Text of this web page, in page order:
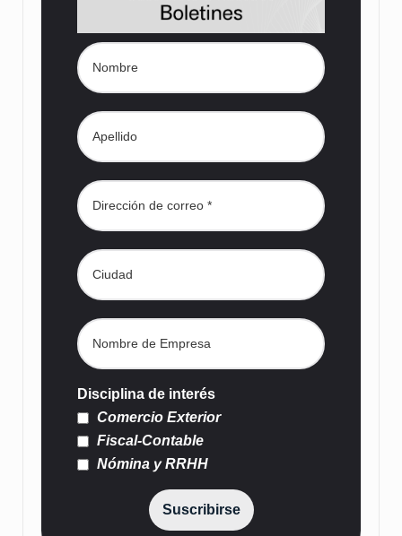
Disciplina de interés
Comercio Exterior
Fiscal-Contable
Nómina y RRHH
Suscribirse